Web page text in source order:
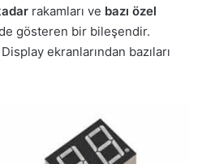
rakamları ve bazı özel
gösteren bir bileşendir.
ekranlarından bazıları